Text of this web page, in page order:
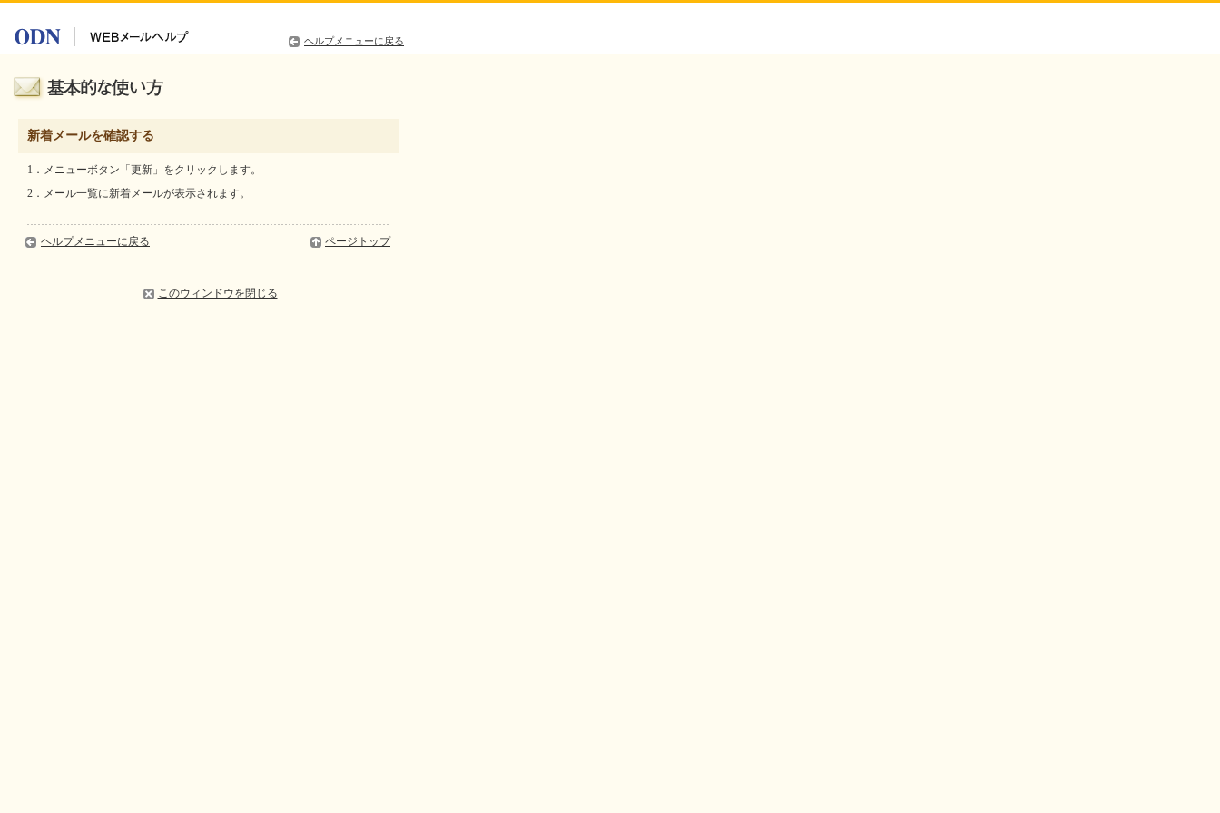
ヘルプメニューに戻る
新着メールを確認する
1．メニューボタン「更新」をクリックします。
2．メール一覧に新着メールが表示されます。
ヘルプメニューに戻る ページトップ
このウィンドウを閉じる